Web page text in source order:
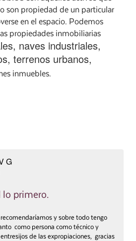
son propiedad de un particular
en el espacio. Podemos
propiedades inmobiliarias
naves industriales,
terrenos urbanos,
inmuebles.
G
lo primero.
recomendaríamos y sobre todo tengo
como persona como técnico y
de las expropiaciones, gracias